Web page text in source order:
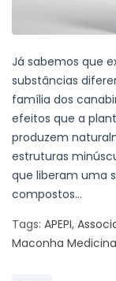
Já sabemos que
substâncias
família dos
efeitos que a
produzem
estruturas
que liberam uma
compostos...
Tags: APEPI,
Maconha